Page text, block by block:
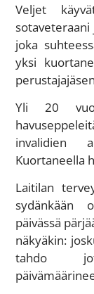
Veljet
sotaveteraani
joka
yksi
Yli 20
invalidien
Kuortaneella
Laitilan
sydänkään
päivässä
näkyäkin:
tahdo